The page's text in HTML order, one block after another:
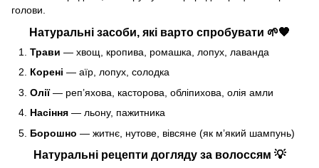
голови.
Натуральні засоби, які варто спробувати 🌱🧡
Трави — хвощ, кропива, ромашка, лопух, лаванда
Корені — аїр, лопух, солодка
Олії— реп’яхова, касторова, обліпихова, олія амли
Насіння — льону, пажитника
Борошно — житнє, нутове, вівсяне (як м’який шампунь)
Натуральні рецепти догляду за волоссям 💡